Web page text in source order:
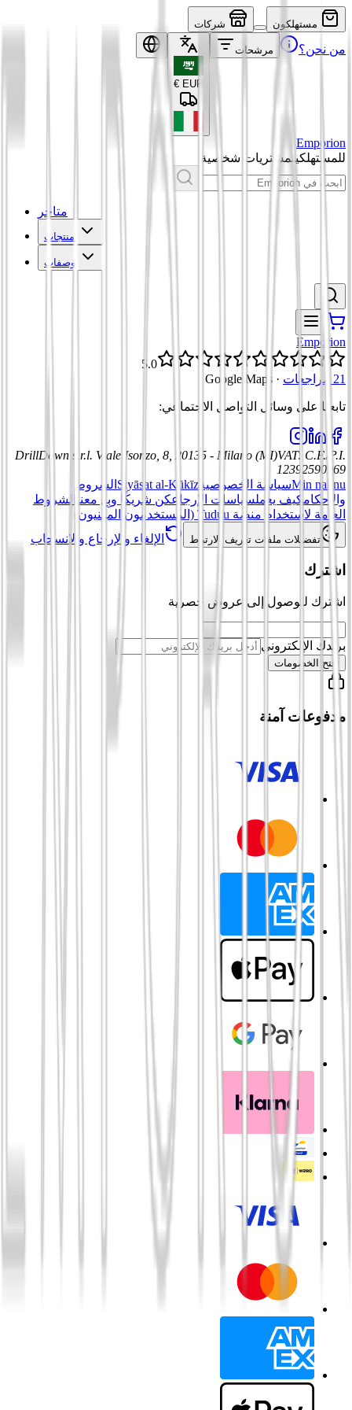
مستهلكون شركات
من نحن؟ مرشحات
EUR
€
Emporion
للمستهلكينمشتريات شخصية
متاجر
منتجات
وصفات
Emporion
5.0
21 مراجعات
·
Google Maps
تابعنا على وسائل التواصل الاجتماعي:
DrillDown s.r.l. Viale Isonzo, 8, 20135 - Milano (MI)VAT: C.F./P.I.
12392590969
Min nahnuسياسة الخصوصية Siyāsat al-Kūkīz الشروط
والأحكامكيف يعملسياسات الإرجاعكن شريكًا وبِع معنا
الشروط
العامة لاستخدام منصة Tuduu (المستخدمون المهنيون)
تفضيلات ملفات تعريف الارتباط الإلغاء والإرجاع والانسحاب
اشترك
اشترك للوصول إلى عروض حصرية
بريدك الإلكتروني
افتح الخصومات
مدفوعات آمنة